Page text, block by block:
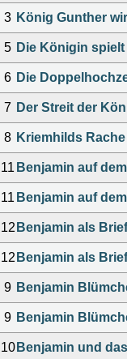
3 König Gunther
5 Die Königin
6 Die
7 Der Streit der
8 Kriemhilds Rache
11 Benjamin auf
11 Benjamin auf
12 Benjamin als
12 Benjamin als
9 Benjamin
9 Benjamin
10 Benjamin und